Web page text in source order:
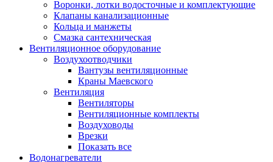
Воронки, лотки водосточные и комплектующие
Клапаны канализационные
Кольца и манжеты
Смазка сантехническая
Вентиляционное оборудование
Воздухоотводчики
Вантузы вентиляционные
Краны Маевского
Вентиляция
Вентиляторы
Вентиляционные комплекты
Воздуховоды
Врезки
Показать все
Водонагреватели